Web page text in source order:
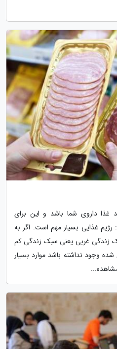
غذا داروی شما باشد و این برای
غذایی بسیار مهم است. اگر به
زندگی غربی یعنی سبک زندگی کم
وجود نداشته باشد موارد بسیار